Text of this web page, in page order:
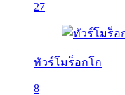
27
ทัวร์โมร็อกโก
8